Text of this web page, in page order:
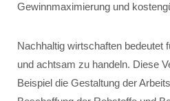
Gewinnmaximierung und
Nachhaltig wirtschaften bedeutet
und achtsam zu handeln. Diese
Beispiel die Gestaltung der